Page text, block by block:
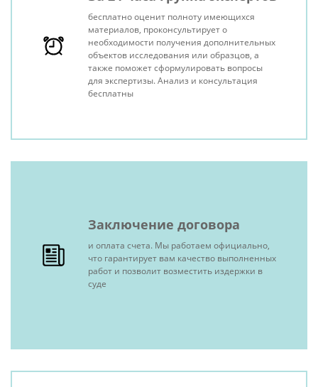
бесплатно оценит полноту имеющихся
материалов, проконсультирует о
необходимости получения дополнительных
объектов исследования или образцов, а
также поможет сформулировать вопросы
для экспертизы. Анализ и консультация
бесплатны
Заключение договора
и оплата счета. Мы работаем официально,
что гарантирует вам качество выполненных
работ и позволит возместить издержки в
суде